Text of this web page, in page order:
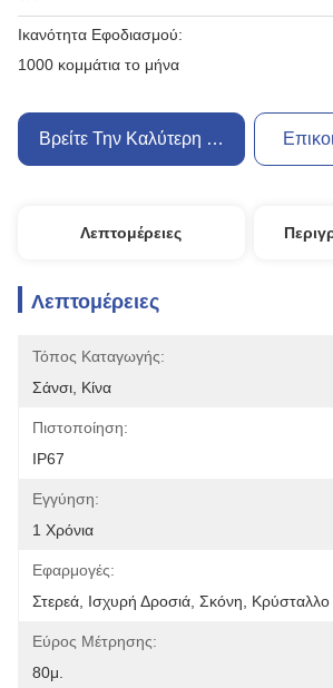
Ικανότητα Εφοδιασμού:
1000 κομμάτια το μήνα
Βρείτε Την Καλύτερη Τιμή
Λεπτομέρειες
Λεπτομέρειες
Τόπος Καταγωγής:
Σάνσι, Κίνα
Πιστοποίηση:
IP67
Εγγύηση:
1 Χρόνια
Εφαρμογές:
Στερεά, Ισχυρή Δροσιά, Σκόνη, Κρύσταλλο
Εύρος Μέτρησης:
80μ.